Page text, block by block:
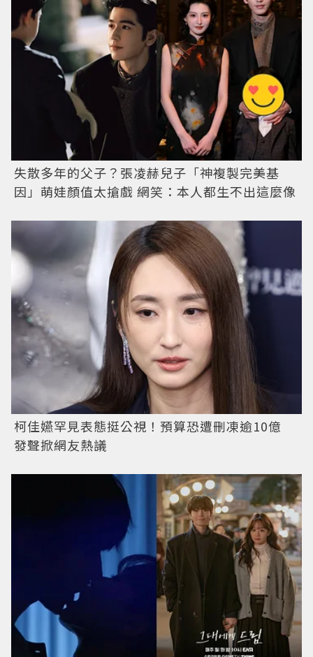
失散多年的父子？張凌赫兒子「神複製完美基
因」萌娃顏值太搶戲 網笑：本人都生不出這麼像
柯佳嬿罕見表態挺公視！預算恐遭刪凍逾10億
發聲掀網友熱議